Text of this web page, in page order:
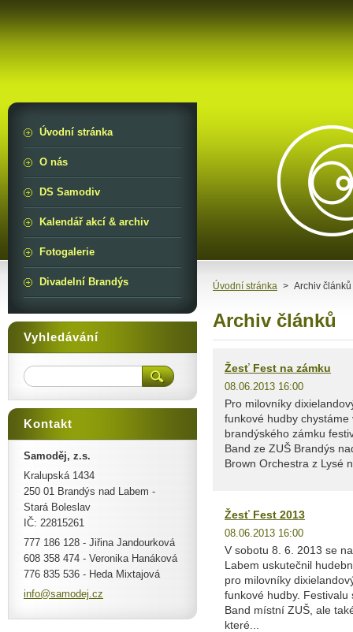
Úvodní stránka > Archiv článků
Archiv článků
Žesť Fest na zámku
08.06.2013 16:00
Pro milovníky
funkové hudby
brandýského zámku
Band ze ZUŠ Brandýs
Brown Orchestra z Lysé
Žesť Fest 2013
08.06.2013 16:00
V sobotu 8. 6. 2013 se
Labem uskutečnil
pro milovníky
funkové hudby.
Band místní ZUŠ, ale
které...
Úvodní stránka
O nás
DS Samodiv
Kalendář akcí & archiv
Fotogalerie
Divadelní Brandýs
Vyhledávání
Kontakt
Samoděj, z.s.
Kralupská 1434
250 01 Brandýs nad Labem -
Stará Boleslav
IČ: 22815261
777 186 128 - Jiřina Jandourková
608 358 474 - Veronika Hanáková
776 835 536 - Heda Mixtajová
info@samodej.cz